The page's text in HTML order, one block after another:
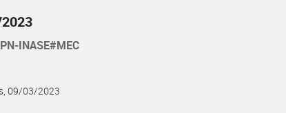
INASE#MEC
09/03/2023